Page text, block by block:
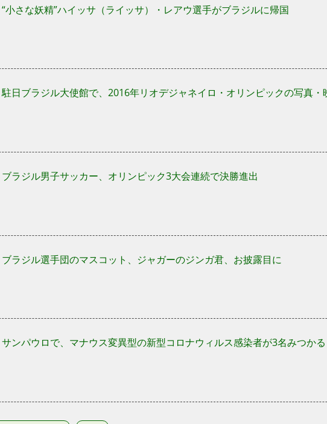
“小さな妖精”ハイッサ（ライッサ）・レアウ選手がブラジルに帰国
駐日ブラジル大使館で、2016年リオデジャネイロ・オリンピックの写真・
ブラジル男子サッカー、オリンピック3大会連続で決勝進出
ブラジル選手団のマスコット、ジャガーのジンガ君、お披露目に
サンパウロで、マナウス変異型の新型コロナウィルス感染者が3名みつかる